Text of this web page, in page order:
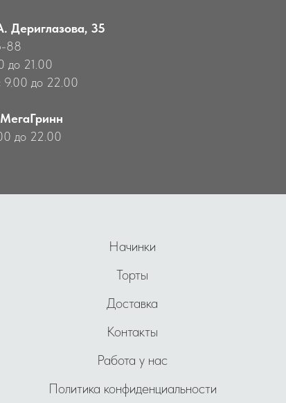
Дериглазова, 35
88
до 21.00
9.00 до 22.00
до 22.00
Начинки
Торты
Доставка
Контакты
Работа у нас
Политика конфиденциальности